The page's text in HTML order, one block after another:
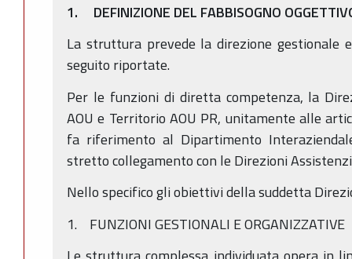
1. DEFINIZIONE DEL FABBISOGNO
La struttura prevede la direzione
seguito riportate.
Per le funzioni di diretta competenza, la
AOU e Territorio AOU PR, unitamente alle
fa riferimento al Dipartimento
stretto collegamento con le Direzioni
Nello specifico gli obiettivi della suddetta
1. FUNZIONI GESTIONALI E ORGANIZZATIVE